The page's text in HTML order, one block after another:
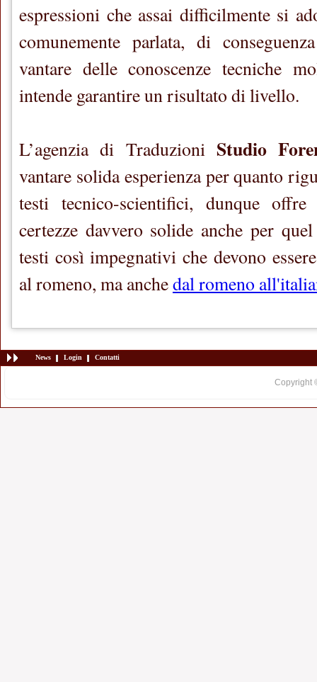
espressioni che assai difficilmente si
comunemente parlata, di
vantare delle conoscenze tecniche
intende garantire un risultato di livello.
L’agenzia di Traduzioni Studio
vantare solida esperienza per quanto
testi tecnico-scientifici, dunque
certezze davvero solide anche per
testi così impegnativi che devono
al romeno, ma anchedal romeno
News Login Contatti
Copyright